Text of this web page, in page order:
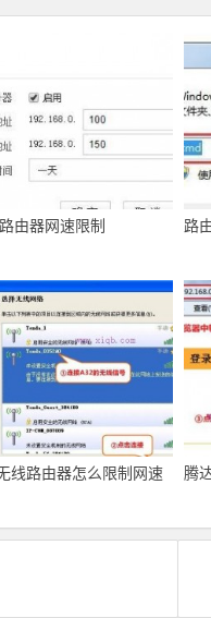
由器网速限制 路
线路由器怎么限制网速 腾